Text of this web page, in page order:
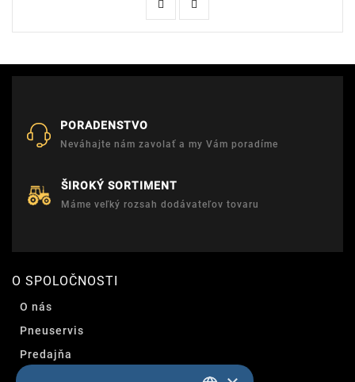
PORADENSTVO
Neváhajte nám zavolať a my Vám poradíme
ŠIROKÝ SORTIMENT
Máme veľký rozsah dodávateľov tovaru
O SPOLOČNOSTI
O nás
Pneuservis
Predajňa